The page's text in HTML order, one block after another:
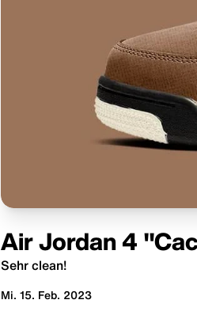
Air Jordan 4
Sehr clean!
Mi. 15. Feb. 2023